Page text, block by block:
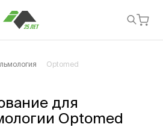
Optomed
для
Optomed